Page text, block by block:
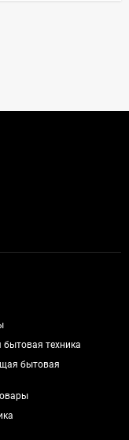
бытовая техника
бытовая